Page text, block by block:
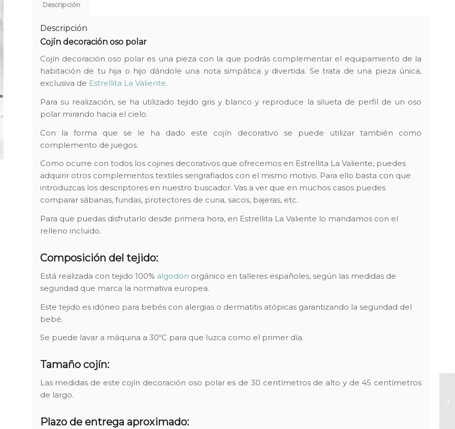
Descripción
Descripción
Cojín decoración oso polar
Cojín decoración oso polar es una pieza con la que podrás complementar el equipamiento de la
habitación de tu hija o hijo dándole una nota simpática y divertida. Se trata de una pieza única,
exclusiva de Estrellita La Valiente.
Para su realización, se ha utilizado tejido gris y blanco y reproduce la silueta de perfil de un oso
polar mirando hacia el cielo.
Con la forma que se le ha dado este cojín decorativo se puede utilizar también como
complemento de juegos.
Como ocurre con todos los cojines decorativos que ofrecemos en Estrellita La Valiente, puedes
adquirir otros complementos textiles serigrafiados con el mismo motivo. Para ello basta con que
introduzcas los descriptores en nuestro buscador. Vas a ver que en muchos casos puedes
comparar sábanas, fundas, protectores de cuna, sacos, bajeras, etc.
Para que puedas disfrutarlo desde primera hora, en Estrellita La Valiente lo mandamos con el
relleno incluido.
Composición del tejido:
Está realizada con tejido 100% algodón orgánico en talleres españoles, según las medidas de
seguridad que marca la normativa europea.
Este tejido es idóneo para bebés con alergias o dermatitis atópicas garantizando la seguridad del
bebé.
Se puede lavar a máquina a 30ºC para que luzca como el primer día.
Tamaño cojín:
Las medidas de este cojín decoración oso polar es de 30 centímetros de alto y de 45 centímetros
de largo.
Plazo de entrega aproximado: